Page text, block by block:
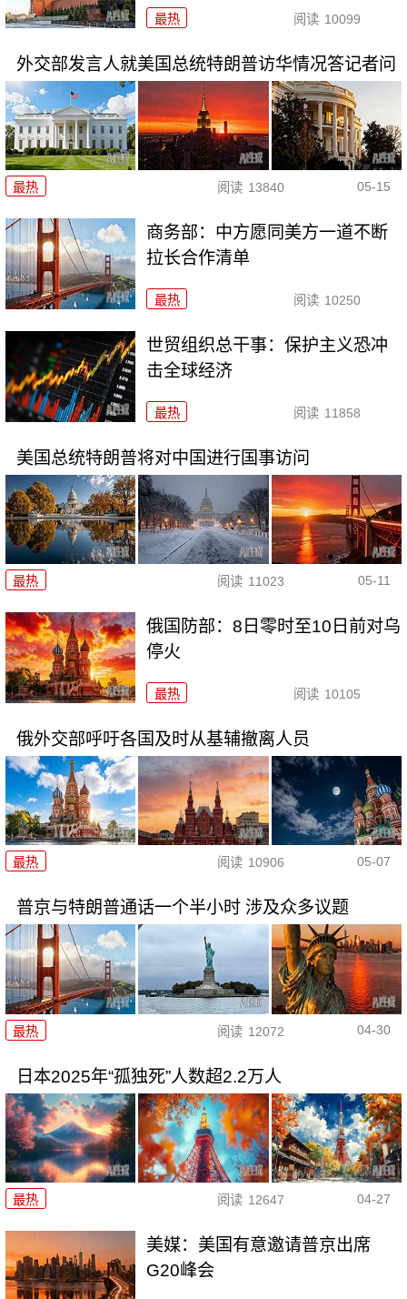
最热 阅读 10099
外交部发言人就美国总统特朗普访华情况答记者问
最热 阅读 13840 05-15
商务部：中方愿同美方一道不断
拉长合作清单
最热 阅读 10250
世贸组织总干事：保护主义恐冲
击全球经济
最热 阅读 11858
美国总统特朗普将对中国进行国事访问
最热 阅读 11023 05-11
俄国防部：8日零时至10日前对乌
停火
最热 阅读 10105
俄外交部呼吁各国及时从基辅撤离人员
最热 阅读 10906 05-07
普京与特朗普通话一个半小时 涉及众多议题
最热 阅读 12072 04-30
日本2025年“孤独死”人数超2.2万人
最热 阅读 12647 04-27
美媒：美国有意邀请普京出席
G20峰会